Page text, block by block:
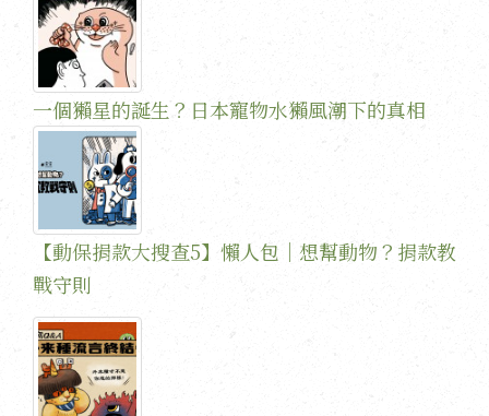
一個獺星的誕生？日本寵物水獺風潮下的真相
【動保捐款大搜查5】懶人包｜想幫動物？捐款教
戰守則